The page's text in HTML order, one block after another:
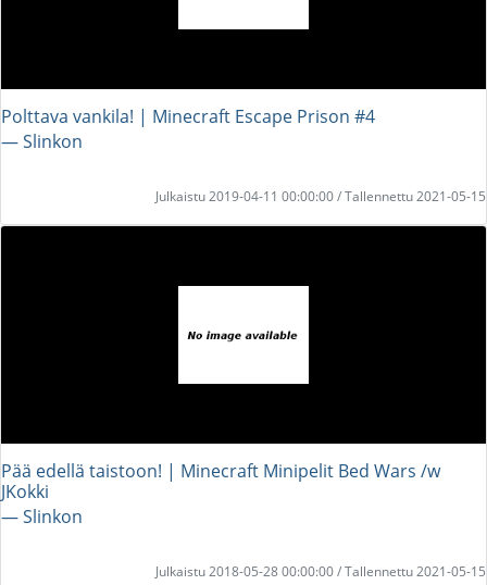
Polttava vankila! | Minecraft Escape Prison #4
― Slinkon
Julkaistu 2019-04-11 00:00:00 / Tallennettu 2021-05-15
Pää edellä taistoon! | Minecraft Minipelit Bed Wars /w
JKokki
― Slinkon
Julkaistu 2018-05-28 00:00:00 / Tallennettu 2021-05-15